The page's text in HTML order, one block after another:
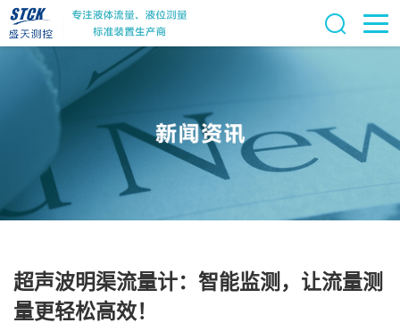
超声波明渠流量计：智能监测，让流量测
量更轻松高效！